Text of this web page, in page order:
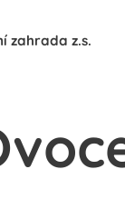
zahrada z.s.